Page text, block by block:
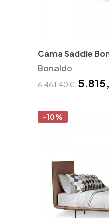
Cama Saddle
Bonaldo
6.461,40 €
-10%